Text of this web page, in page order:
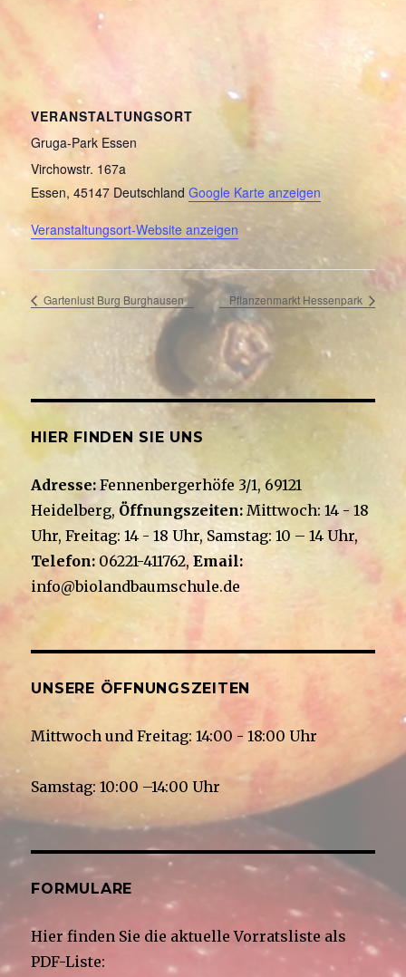
VERANSTALTUNGSORT
Gruga-Park Essen
Virchowstr. 167a
Essen, 45147 Deutschland Google Karte anzeigen
Veranstaltungsort-Website anzeigen
Gartenlust Burg Burghausen Pflanzenmarkt Hessenpark
HIER FINDEN SIE UNS
Adresse:Fennenbergerhöfe 3/1, 69121
Heidelberg, Öffnungszeiten: Mittwoch: 14 - 18
Uhr, Freitag: 14 - 18 Uhr, Samstag: 10 – 14 Uhr,
Telefon: 06221-411762,Email:
info@biolandbaumschule.de
UNSERE ÖFFNUNGSZEITEN
Mittwoch und Freitag: 14:00 - 18:00 Uhr
Samstag: 10:00 –14:00 Uhr
FORMULARE
Hier finden Sie die aktuelle Vorratsliste als
PDF-Liste: